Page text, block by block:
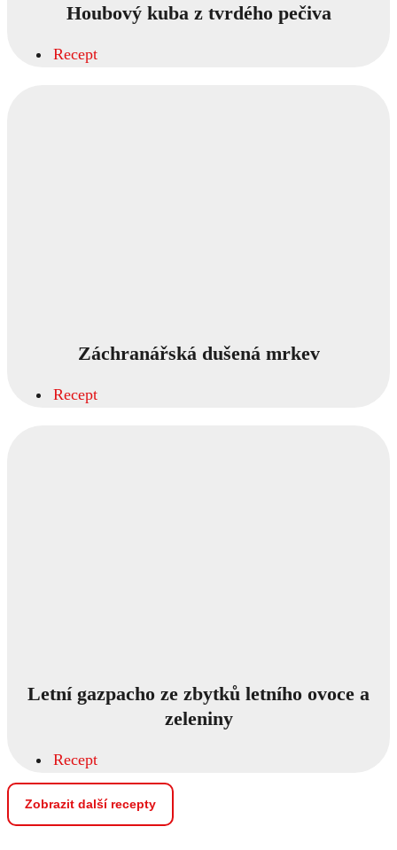
Houbový kuba z tvrdého pečiva
Recept
Záchranářská dušená mrkev
Recept
Letní gazpacho ze zbytků letního ovoce a
zeleniny
Recept
Zobrazit další recepty